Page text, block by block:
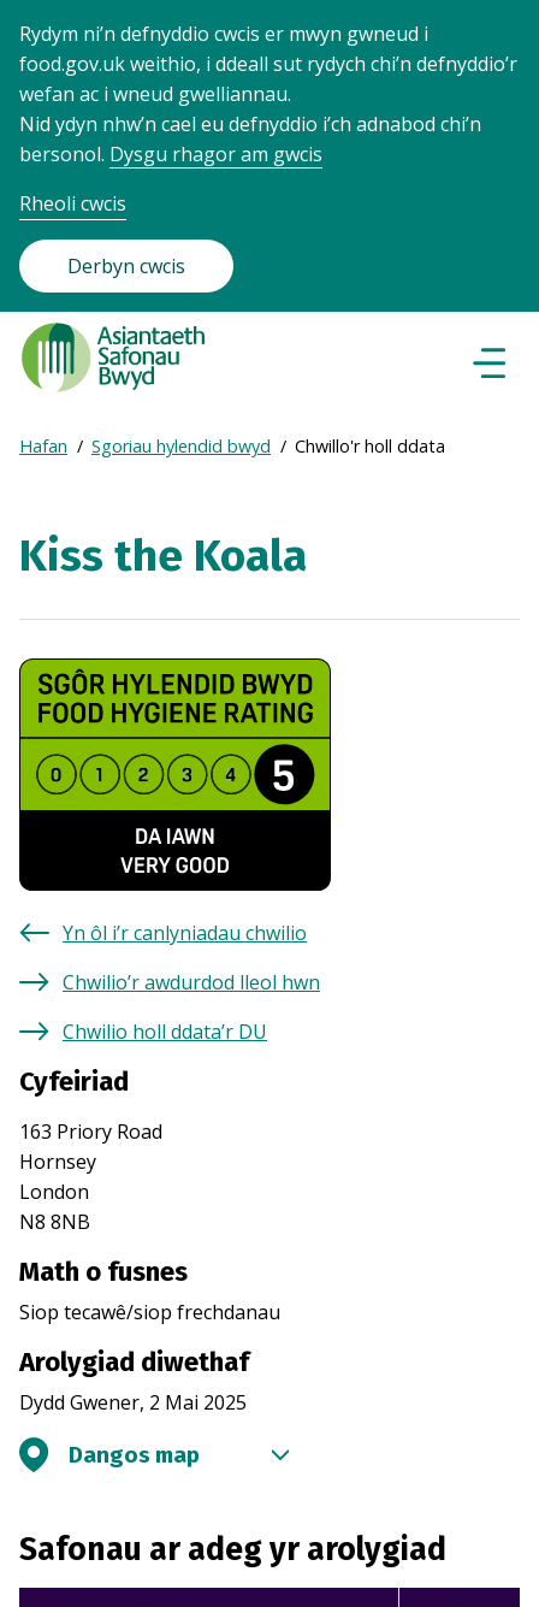
Rydym ni’n defnyddio cwcis er mwyn gwneud i
food.gov.uk weithio, i ddeall sut rydych chi’n defnyddio’r
wefan ac i wneud gwelliannau.
Nid ydyn nhw’n cael eu defnyddio i’ch adnabod chi’n
bersonol. Dysgu rhagor am gwcis
Rheoli cwcis
Derbyn cwcis
Food
Standards
Agency
Frontpage
Breadcrumb
Expand
breadcrumb
Hafan Sgoriau hylendid bwyd Chwillo'r holl ddata
Kiss the Koala
Yn ôl i’r canlyniadau chwilio
Chwilio’r awdurdod lleol hwn
Chwilio holl ddata’r DU
Cyfeiriad
163 Priory Road
Hornsey
London
N8 8NB
Math o fusnes
Siop tecawê/siop frechdanau
Arolygiad diwethaf
Dydd Gwener, 2 Mai 2025
Dangos map
Safonau ar adeg yr arolygiad